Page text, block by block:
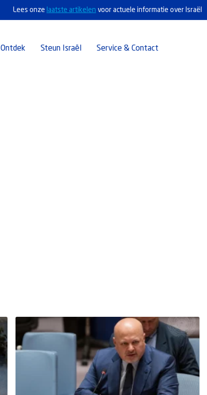
Lees onze laatste artikelen voor actuele informatie over Israël
Ontdek Steun Israël Service & Contact